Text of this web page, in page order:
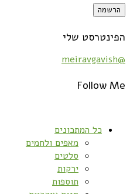
הפינטרסט שלי
@meiravgavish
Follow Me
כל המתכונים
מאפים ולחמים
סלטים
ירקות
תוספות